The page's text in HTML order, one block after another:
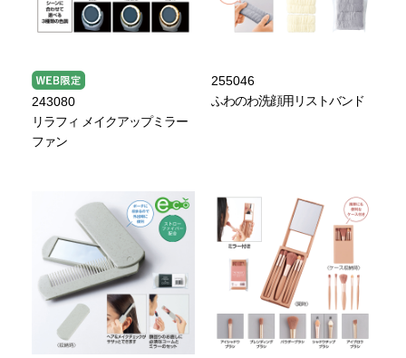
243080
リラフィ メイクアップミラー
ファン
255046
ふわのわ洗顔用リストバンド